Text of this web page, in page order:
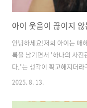
안녕하세요!저희 아이는 매
록을 남기면서 '하나의 사진
다.'는 생각이 확고해지더
으로 소중한 순간을 남겨주
인스타에서 우연히 발견한
2025. 8. 13.